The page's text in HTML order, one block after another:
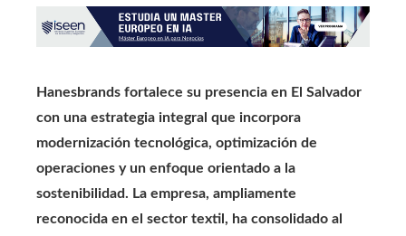
Hanesbrands fortalece su presencia en El Salvador
con una estrategia integral que incorpora
modernización tecnológica, optimización de
operaciones y un enfoque orientado a la
sostenibilidad. La empresa, ampliamente
reconocida en el sector textil, ha consolidado al